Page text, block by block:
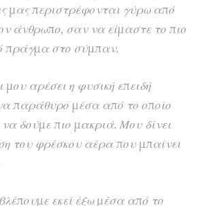
μας περιστρέφονται γύρω από
άνθρωπο, σαν να είμαστε το πιο
πράγμα στο σύμπαν.
μου αρέσει η φυσική επειδή
παράθυρο μέσα από το οποίο
δούμε πιο μακριά. Μου δίνει
του φρέσκου αέρα που μπαίνει
εκεί έξω μέσα από το